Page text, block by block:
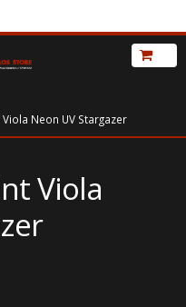
Neon UV Stargazer
Viola